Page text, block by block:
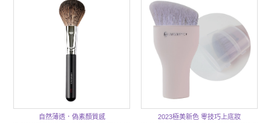
自然薄透．偽素顏質感 2023極美新色 零技巧上底妝